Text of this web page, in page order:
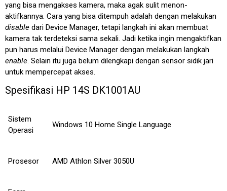
yang bisa mengakses kamera, maka agak sulit menon-
aktifkannya. Cara yang bisa ditempuh adalah dengan melakukan
disable dari Device Manager, tetapi langkah ini akan membuat
kamera tak terdeteksi sama sekali. Jadi ketika ingin mengaktifkan
pun harus melalui Device Manager dengan melakukan langkah
enable. Selain itu juga belum dilengkapi dengan sensor sidik jari
untuk mempercepat akses.
Spesifikasi HP 14S DK1001AU
Sistem
Operasi
Windows 10 Home Single Language
Prosesor AMD Athlon Silver 3050U